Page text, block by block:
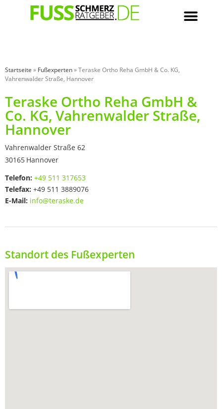
Startseite » Fußexperten»Teraske Ortho Reha GmbH & Co. KG,
Vahrenwalder Straße, Hannover
Teraske Ortho Reha GmbH &
Co. KG, Vahrenwalder Straße,
Hannover
Vahrenwalder Straße 62
30165 Hannover
Telefon: +49 511 317653
Telefax: +49 511 3889076
E-Mail: info@teraske.de
Standort des Fußexperten